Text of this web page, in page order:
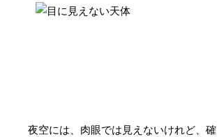
夜空には、肉眼では見えないけれど、確